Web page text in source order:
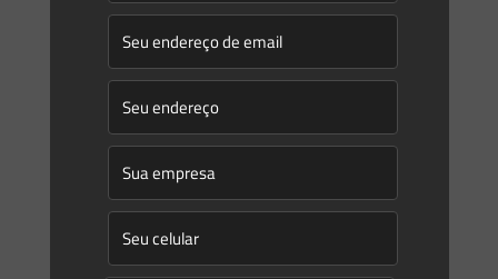
2 3 4 5
9
10 11 12 13 14 15
16
18 19
33
34 35 36 37 38 39
40
42 43
49
50 51 52 53 54 55
56